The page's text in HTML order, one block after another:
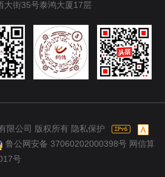
大街35号泰鸿大厦17层
限公司 版权所有 隐私保护
鲁公网安备 37060202000398号 网信算
号